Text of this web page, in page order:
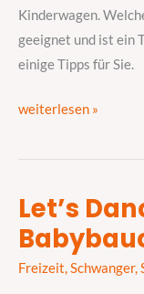
Kinderwagen.
geeignet und ist ein
einige Tipps für Sie.
weiterlesen »
Let’s
Freizeit,Schwanger,
Let’s
Dance?